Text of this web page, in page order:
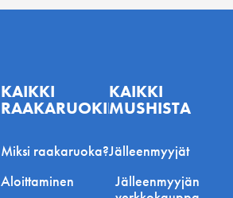
KAIKKI
RAAKARUOKINNASTA
Miksi raakaruoka?
Aloittaminen
KAIKKI
MUSHISTA
Jälleenmyyjät
Jälleenmyyjän